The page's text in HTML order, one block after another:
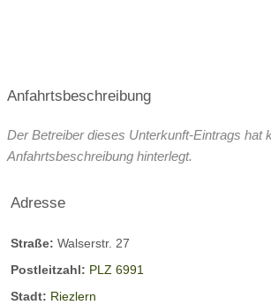
Anfahrtsbeschreibung
Der Betreiber dieses Unterkunft-Eintrags hat
Anfahrtsbeschreibung hinterlegt.
Adresse
Straße: Walserstr. 27
Postleitzahl: PLZ 6991
Stadt: Riezlern